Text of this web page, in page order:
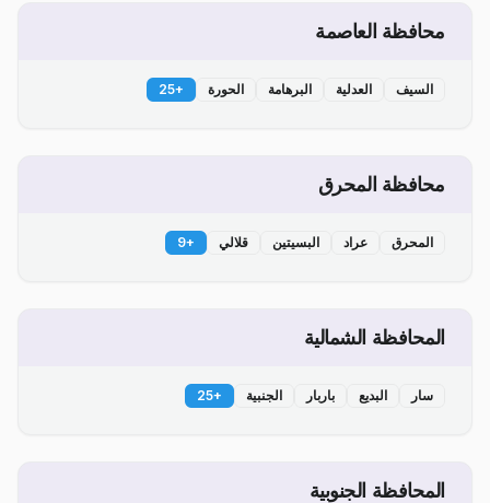
محافظة العاصمة
السيف العدلية البرهامة الحورة +
25
محافظة المحرق
المحرق عراد البسيتين قلالي +
9
المحافظة الشمالية
سار البديع باربار الجنبية +
25
المحافظة الجنوبية